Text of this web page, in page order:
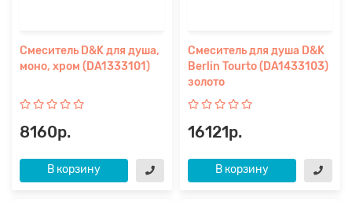
Смеситель D&K для душа,
моно, хром (DA1333101)
8160р.
В корзину
Смеситель для душа D&K
Berlin Tourto (DA1433103)
золото
16121р.
В корзину